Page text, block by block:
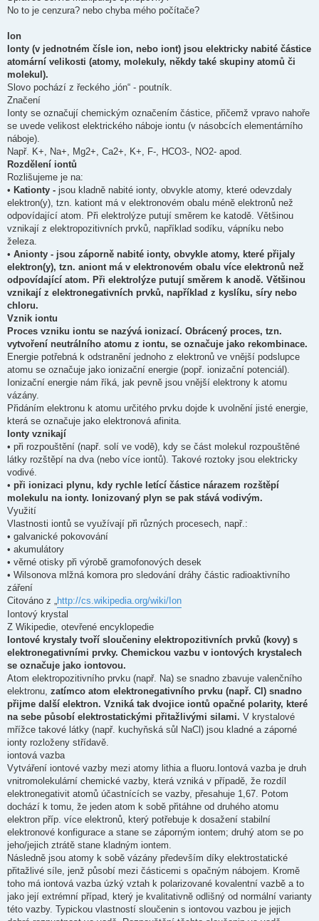
e
No to je cenzura? nebo chyba mého počítače?
Ion
Ionty (v jednotném čísle ion, nebo iont) jsou elektricky nabité částice
atomární velikosti (atomy, molekuly, někdy také skupiny atomů či
molekul).
Slovo pochází z řeckého „ión“ - poutník.
Značení
Ionty se označují chemickým označením částice, přičemž vpravo nahoře
se uvede velikost elektrického náboje iontu (v násobcích elementárního
náboje).
Např. K+, Na+, Mg2+, Ca2+, K+, F-, HCO3-, NO2- apod.
Rozdělení iontů
Rozlišujeme je na:
• Kationty - jsou kladně nabité ionty, obvykle atomy, které odevzdaly
elektron(y), tzn. kationt má v elektronovém obalu méně elektronů než
odpovídající atom. Při elektrolýze putují směrem ke katodě. Většinou
vznikají z elektropozitivních prvků, například sodíku, vápníku nebo
železa.
• Anionty - jsou záporně nabité ionty, obvykle atomy, které přijaly
elektron(y), tzn. aniont má v elektronovém obalu více elektronů než
odpovídající atom. Při elektrolýze putují směrem k anodě. Většinou
vznikají z elektronegativních prvků, například z kyslíku, síry nebo
chloru.
Vznik iontu
Proces vzniku iontu se nazývá ionizací. Obrácený proces, tzn.
vytvoření neutrálního atomu z iontu, se označuje jako rekombinace.
Energie potřebná k odstranění jednoho z elektronů ve vnější podslupce
atomu se označuje jako ionizační energie (popř. ionizační potenciál).
Ionizační energie nám říká, jak pevně jsou vnější elektrony k atomu
vázány.
Přidáním elektronu k atomu určitého prvku dojde k uvolnění jisté energie,
která se označuje jako elektronová afinita.
Ionty vznikají
• při rozpouštění (např. solí ve vodě), kdy se část molekul rozpouštěné
látky rozštěpí na dva (nebo více iontů). Takové roztoky jsou elektricky
vodivé.
• při ionizaci plynu, kdy rychle letící částice nárazem rozštěpí
molekulu na ionty. Ionizovaný plyn se pak stává vodivým.
Využití
Vlastnosti iontů se využívají při různých procesech, např.:
• galvanické pokovování
• akumulátory
• věrné otisky při výrobě gramofonových desek
• Wilsonova mlžná komora pro sledování dráhy částic radioaktivního
záření
Citováno z „
http://cs.wikipedia.org/wiki/Ion
Iontový krystal
Z Wikipedie, otevřené encyklopedie
Iontové krystaly tvoří sloučeniny elektropozitivních prvků (kovy) s
elektronegativními prvky. Chemickou vazbu v iontových krystalech
se označuje jako iontovou.
Atom elektropozitivního prvku (např. Na) se snadno zbavuje valenčního
elektronu, zatímco atom elektronegativního prvku (např. Cl) snadno
přijme další elektron. Vzniká tak dvojice iontů opačné polarity, které
na sebe působí elektrostatickými přitažlivými silami. V krystalové
mřížce takové látky (např. kuchyňská sůl NaCl) jsou kladné a záporné
ionty rozloženy střídavě.
iontová vazba
Vytváření iontové vazby mezi atomy lithia a fluoru.Iontová vazba je druh
vnitromolekulární chemické vazby, která vzniká v případě, že rozdíl
elektronegativit atomů účastnících se vazby, přesahuje 1,67. Potom
dochází k tomu, že jeden atom k sobě přitáhne od druhého atomu
elektron příp. více elektronů, který potřebuje k dosažení stabilní
elektronové konfigurace a stane se záporným iontem; druhý atom se po
jeho/jejich ztrátě stane kladným iontem.
Následně jsou atomy k sobě vázány především díky elektrostatické
přitažlivé síle, jenž působí mezi částicemi s opačným nábojem. Kromě
toho má iontová vazba úzký vztah k polarizované kovalentní vazbě a to
jako její extrémní případ, který je kvalitativně odlišný od normální varianty
této vazby. Typickou vlastností sloučenin s iontovou vazbou je jejich